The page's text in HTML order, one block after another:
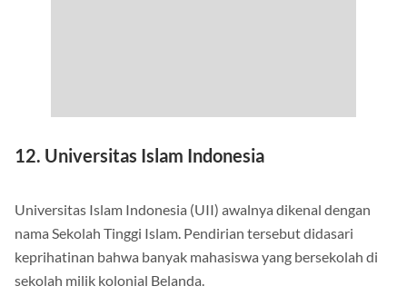
12. Universitas Islam Indonesia
Universitas Islam Indonesia (UII) awalnya dikenal dengan
nama Sekolah Tinggi Islam. Pendirian tersebut didasari
keprihatinan bahwa banyak mahasiswa yang bersekolah di
sekolah milik kolonial Belanda.